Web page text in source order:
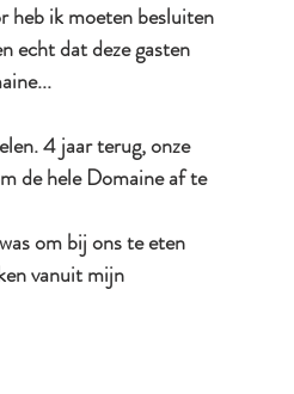
heb ik moeten besluiten
echt dat deze gasten
4 jaar terug, onze
de hele Domaine af te
om bij ons te eten
vanuit mijn